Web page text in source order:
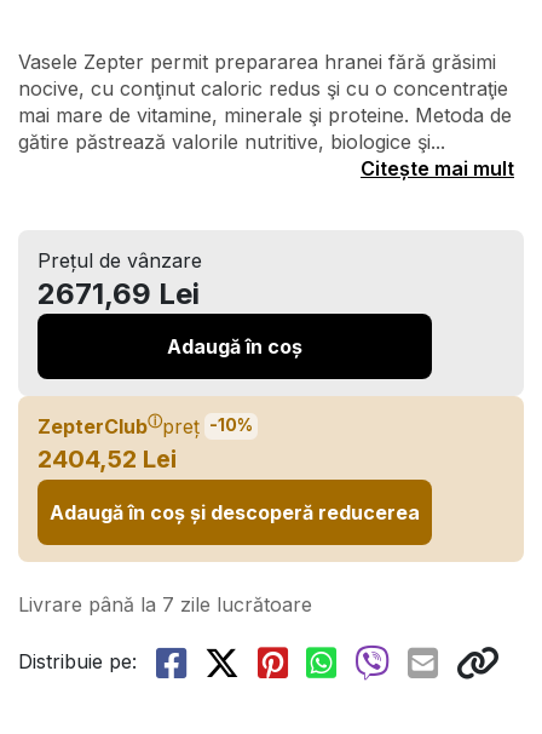
Vasele Zepter permit prepararea hranei fără grăsimi
nocive, cu conţinut caloric redus şi cu o concentraţie
mai mare de vitamine, minerale şi proteine. Metoda de
gătire păstrează valorile nutritive, biologice şi...
Citește mai mult
Prețul de vânzare
2671,69 Lei
Adaugă în coș
ZepterClubⓘpreț -10%
2404,52 Lei
Adaugă în coș și descoperă reducerea
Livrare până la 7 zile lucrătoare
Distribuie pe: